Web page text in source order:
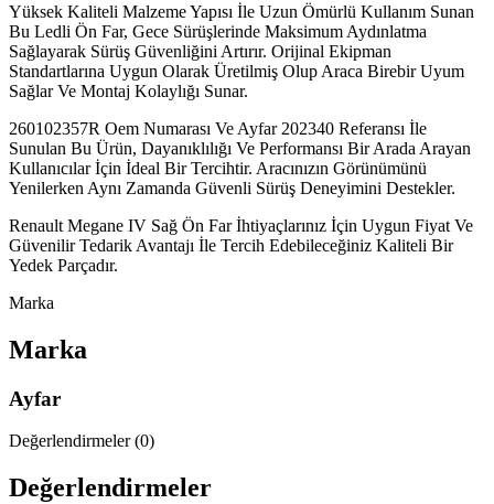
Yüksek Kaliteli Malzeme Yapısı İle Uzun Ömürlü Kullanım Sunan
Bu Ledli Ön Far, Gece Sürüşlerinde Maksimum Aydınlatma
Sağlayarak Sürüş Güvenliğini Artırır. Orijinal Ekipman
Standartlarına Uygun Olarak Üretilmiş Olup Araca Birebir Uyum
Sağlar Ve Montaj Kolaylığı Sunar.
260102357R Oem Numarası Ve Ayfar 202340 Referansı İle
Sunulan Bu Ürün, Dayanıklılığı Ve Performansı Bir Arada Arayan
Kullanıcılar İçin İdeal Bir Tercihtir. Aracınızın Görünümünü
Yenilerken Aynı Zamanda Güvenli Sürüş Deneyimini Destekler.
Renault Megane IV Sağ Ön Far İhtiyaçlarınız İçin Uygun Fiyat Ve
Güvenilir Tedarik Avantajı İle Tercih Edebileceğiniz Kaliteli Bir
Yedek Parçadır.
Marka
Marka
Ayfar
Değerlendirmeler (0)
Değerlendirmeler